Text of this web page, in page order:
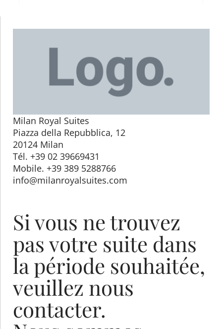
Milan Royal Suites
Piazza della Repubblica, 12
20124 Milan
Tél. +39 02 39669431
Mobile. +39 389 5288766
info@milanroyalsuites.com
Si vous ne trouvez
pas votre suite dans
la période souhaitée,
veuillez nous
contacter.